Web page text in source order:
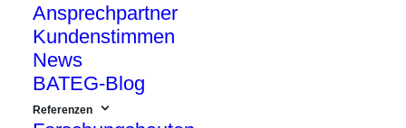
Ansprechpartner
Kundenstimmen
News
BATEG-Blog
Referenzen
Der Bau von Schulen zählt neben der
Schaffung von bezahlbarem Wohnraum